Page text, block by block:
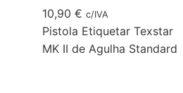
10,90 € c/IVA
Pistola Etiquetar Texstar
MK II de Agulha Standard